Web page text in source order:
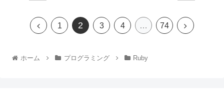
1 2 3 4 … 74
ホーム プログラミング Ruby